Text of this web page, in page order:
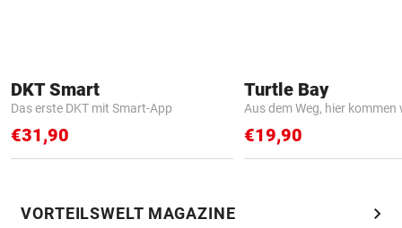
DKT Smart
Das erste DKT mit Smart-App
€31,90
Turtle Bay
Aus dem Weg, hier kommen
€19,90
VORTEILSWELT MAGAZINE chevron_right